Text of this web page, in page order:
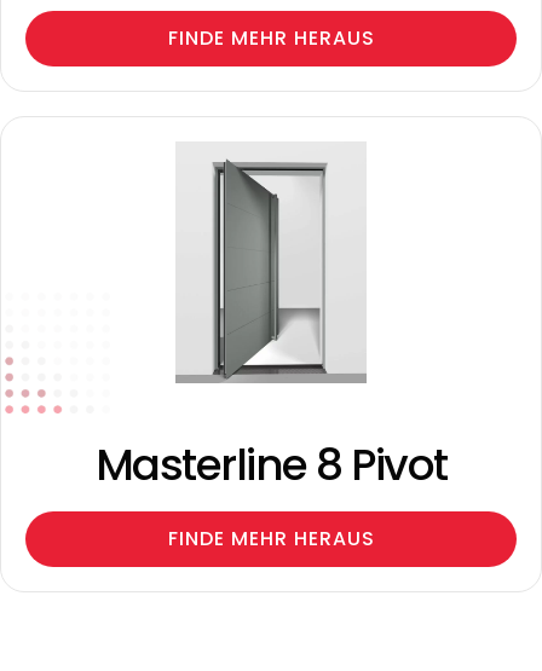
FINDE MEHR HERAUS
Masterline 8 Pivot
FINDE MEHR HERAUS